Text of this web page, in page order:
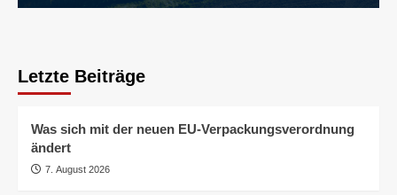
Letzte Beiträge
Was sich mit der neuen EU-Verpackungsverordnung
ändert
7. August 2026